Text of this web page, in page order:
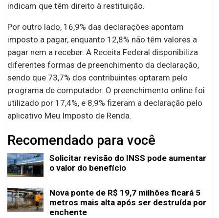
indicam que têm direito à restituição.
Por outro lado, 16,9% das declarações apontam
imposto a pagar, enquanto 12,8% não têm valores a
pagar nem a receber. A Receita Federal disponibiliza
diferentes formas de preenchimento da declaração,
sendo que 73,7% dos contribuintes optaram pelo
programa de computador. O preenchimento online foi
utilizado por 17,4%, e 8,9% fizeram a declaração pelo
aplicativo Meu Imposto de Renda.
Recomendado para você
Solicitar revisão do INSS pode aumentar
o valor do benefício
Nova ponte de R$ 19,7 milhões ficará 5
metros mais alta após ser destruída por
enchente